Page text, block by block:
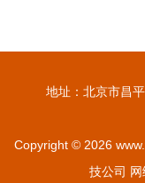
地址：北京市昌
Copyright © 2026
技公司